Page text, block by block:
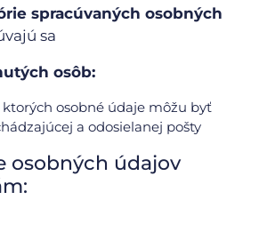
spracúvaných osobných
sa
osôb:
ktorých osobné údaje môžu byť
a odosielanej pošty
osobných údajov